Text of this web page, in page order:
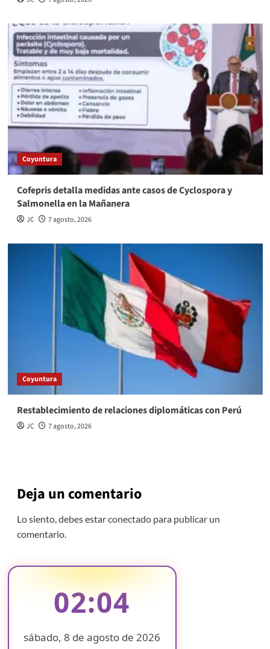
Coyuntura
Cofepris detalla medidas ante casos de Cyclospora y
Salmonella en la Mañanera
JC 7 agosto, 2026
Coyuntura
Restablecimiento de relaciones diplomáticas con Perú
JC 7 agosto, 2026
Deja un comentario
Lo siento, debes estarconectadopara publicar un
comentario.
02:04
sábado, 8 de agosto de 2026